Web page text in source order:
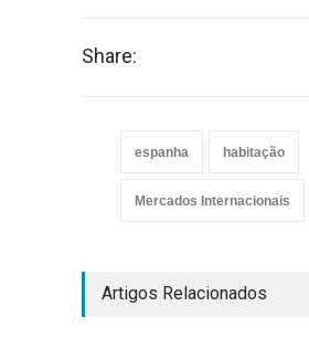
Share:
espanha habitação
Mercados Internacionais
Artigos Relacionados